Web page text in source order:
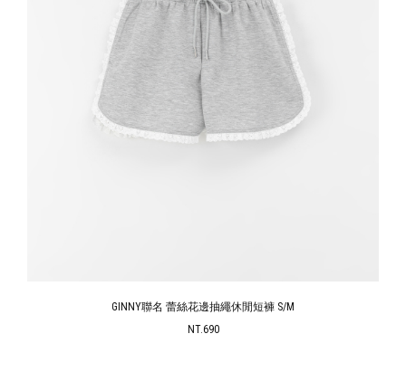
GINNY聯名 蕾絲花邊抽繩休閒短褲 S/M
NT.690